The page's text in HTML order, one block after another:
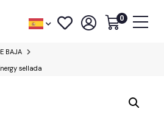
0
BAJA
sellada